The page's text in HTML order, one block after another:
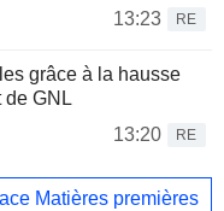
13:23 RE
grâce à la hausse
de GNL
13:20
RE
Matières premières